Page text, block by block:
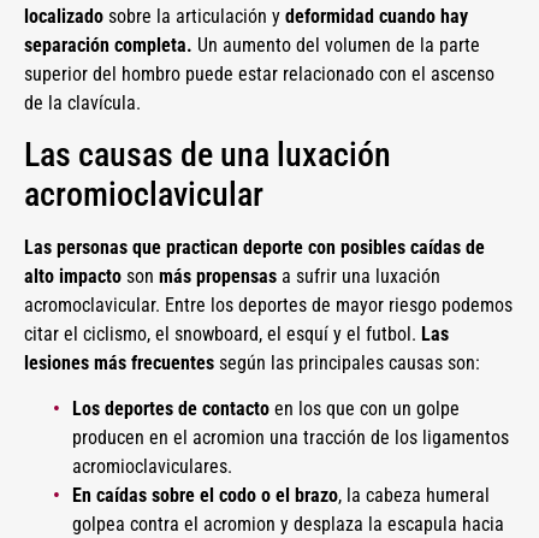
localizado sobre la articulación y deformidad cuando hay
separación completa. Un aumento del volumen de la parte
superior del hombro puede estar relacionado con el ascenso
de la clavícula.
Las causas de una luxación
acromioclavicular
Las personas que practican deporte con posibles caídas de
alto impacto son más propensas a sufrir una luxación
acromoclavicular. Entre los deportes de mayor riesgo podemos
citar el ciclismo, el snowboard, el esquí y el futbol. Las
lesiones más frecuentes según las principales causas son:
Los deportes de contacto en los que con un golpe
producen en el acromion una tracción de los ligamentos
acromioclaviculares.
En caídas sobre el codo o el brazo, la cabeza humeral
golpea contra el acromion y desplaza la escapula hacia